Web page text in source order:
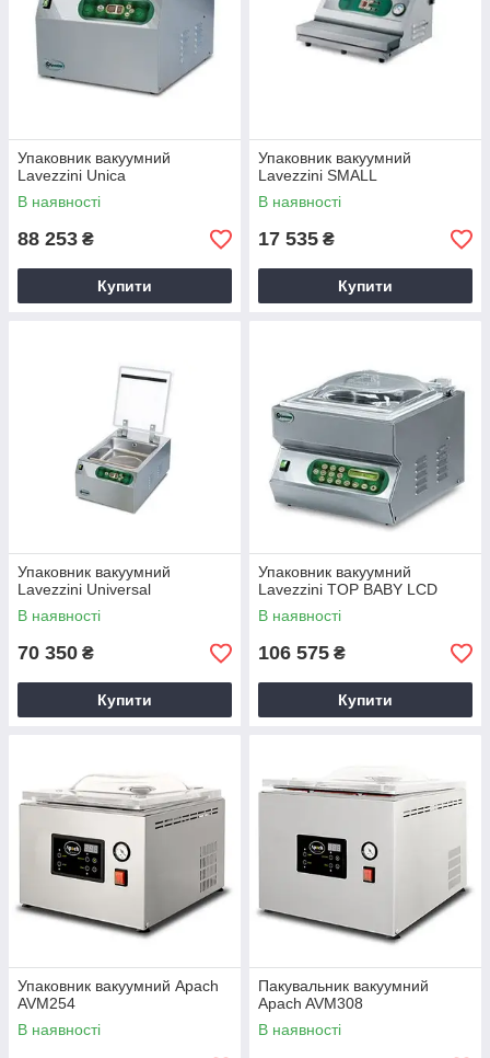
Упаковник вакуумний
Lavezzini Unica
В наявності
88 253 ₴
Купити
Упаковник вакуумний
Lavezzini SMALL
В наявності
17 535 ₴
Купити
Упаковник вакуумний
Lavezzini Universal
В наявності
70 350 ₴
Купити
Упаковник вакуумний
Lavezzini TOP BABY LCD
В наявності
106 575 ₴
Купити
Упаковник вакуумний Apach
AVM254
В наявності
Пакувальник вакуумний
Apach AVM308
В наявності